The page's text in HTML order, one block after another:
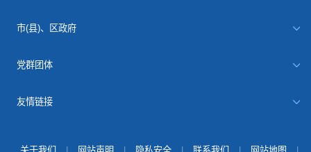
市(县)、区政府
党群团体
友情链接